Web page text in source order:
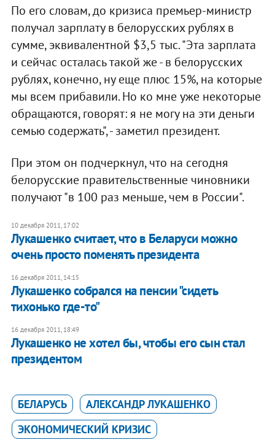
По его словам, до кризиса премьер-министр
получал зарплату в белорусских рублях в
сумме, эквивалентной $3,5 тыс. "Эта зарплата
и сейчас осталась такой же - в белорусских
рублях, конечно, ну еще плюс 15%, на которые
мы всем прибавили. Но ко мне уже некоторые
обращаются, говорят: я не могу на эти деньги
семью содержать", - заметил президент.
При этом он подчеркнул, что на сегодня
белорусские правительственные чиновники
получают "в 100 раз меньше, чем в России".
10 декабря 2011, 17:02
Лукашенко считает, что в Беларуси можно
очень просто поменять президента
16 декабря 2011, 14:15
Лукашенко собрался на пенсии "сидеть
тихонько где-то"
16 декабря 2011, 18:49
Лукашенко не хотел бы, чтобы его сын стал
президентом
БЕЛАРУСЬ
АЛЕКСАНДР ЛУКАШЕНКО
ЭКОНОМИЧЕСКИЙ КРИЗИС